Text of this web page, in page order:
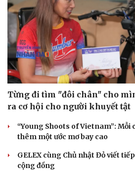
Từng đi tìm "đôi chân" cho
ra cơ hội cho người khuyết tật
“Young Shoots of Vietnam”: Mỗi
thêm một ước mơ bay cao
GELEX cùng Chủ nhật Đỏ viết
cộng đồng